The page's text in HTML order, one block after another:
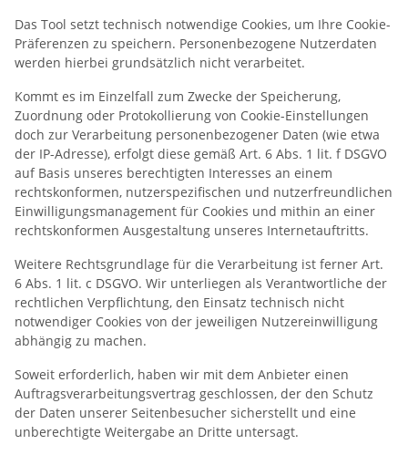
Das Tool setzt technisch notwendige Cookies, um Ihre Cookie-
Präferenzen zu speichern. Personenbezogene Nutzerdaten
werden hierbei grundsätzlich nicht verarbeitet.
Kommt es im Einzelfall zum Zwecke der Speicherung,
Zuordnung oder Protokollierung von Cookie-Einstellungen
doch zur Verarbeitung personenbezogener Daten (wie etwa
der IP-Adresse), erfolgt diese gemäß Art. 6 Abs. 1 lit. f DSGVO
auf Basis unseres berechtigten Interesses an einem
rechtskonformen, nutzerspezifischen und nutzerfreundlichen
Einwilligungsmanagement für Cookies und mithin an einer
rechtskonformen Ausgestaltung unseres Internetauftritts.
Weitere Rechtsgrundlage für die Verarbeitung ist ferner Art.
6 Abs. 1 lit. c DSGVO. Wir unterliegen als Verantwortliche der
rechtlichen Verpflichtung, den Einsatz technisch nicht
notwendiger Cookies von der jeweiligen Nutzereinwilligung
abhängig zu machen.
Soweit erforderlich, haben wir mit dem Anbieter einen
Auftragsverarbeitungsvertrag geschlossen, der den Schutz
der Daten unserer Seitenbesucher sicherstellt und eine
unberechtigte Weitergabe an Dritte untersagt.